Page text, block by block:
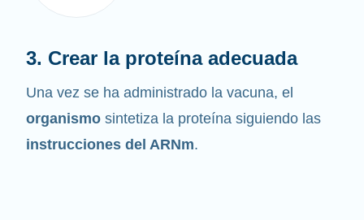
3. Crear la proteína adecuada
Una vez se ha administrado la vacuna, el
organismo sintetiza la proteína siguiendo las
instrucciones del ARNm.